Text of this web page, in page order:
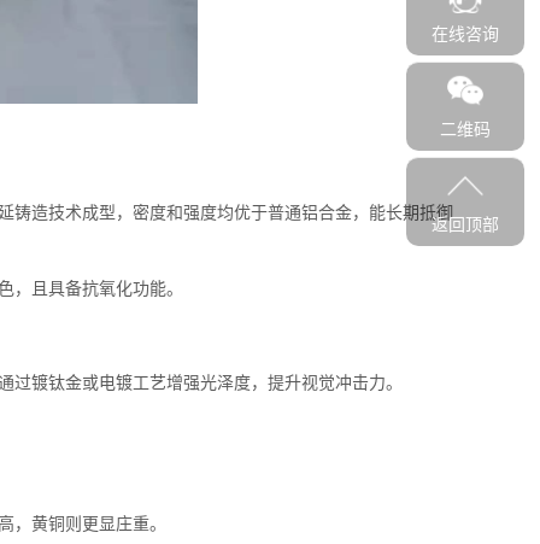
铸造技术成型，密度和强度均优于普通铝合金，能长期抵御
且具备抗氧化功能。
镀钛金或电镀工艺增强光泽度，提升视觉冲击力。
，黄铜则更显庄重。
在线咨询
二维码
返回顶部